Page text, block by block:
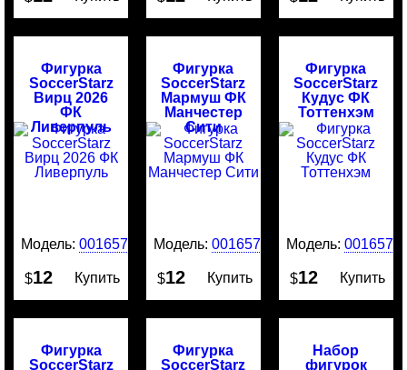
Фигурка
SoccerStarz
Вирц 2026
ФК
Ливерпуль
Модель:0016578
$12 Купить
Фигурка
SoccerStarz
Мармуш ФК
Манчестер
Сити
Модель:0016577
$12 Купить
Фигурка
SoccerStarz
Кудус ФК
Тоттенхэм
Модель: 0016576
$12 Купить
Фигурка
SoccerStarz
Фигурка
SoccerStarz
Набор
фигурок